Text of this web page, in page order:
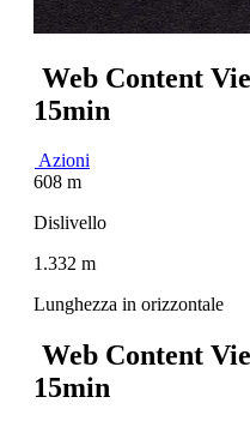
Web Content
15min
Azioni
608 m
Dislivello
1.332 m
Lunghezza in orizzontale
Web Content
15min